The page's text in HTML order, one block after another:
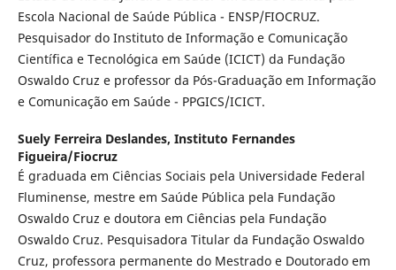
Escola Nacional de Saúde Pública - ENSP/FIOCRUZ.
Pesquisador do Instituto de Informação e Comunicação
Científica e Tecnológica em Saúde (ICICT) da Fundação
Oswaldo Cruz e professor da Pós-Graduação em Informação
e Comunicação em Saúde - PPGICS/ICICT.
Suely Ferreira Deslandes, Instituto Fernandes
Figueira/Fiocruz
É graduada em Ciências Sociais pela Universidade Federal
Fluminense, mestre em Saúde Pública pela Fundação
Oswaldo Cruz e doutora em Ciências pela Fundação
Oswaldo Cruz. Pesquisadora Titular da Fundação Oswaldo
Cruz, professora permanente do Mestrado e Doutorado em